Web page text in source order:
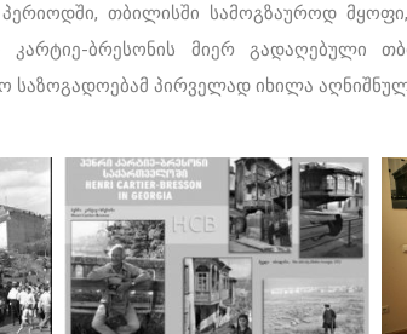
თბილისში სამოგზაუროდ
ბრესონის მიერ გადაღებული
საზოგადოებამ პირველად იხილა